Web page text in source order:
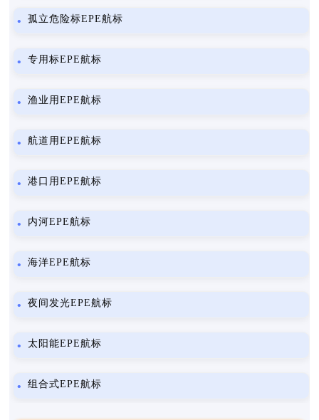
孤立危险标EPE航标
专用标EPE航标
渔业用EPE航标
航道用EPE航标
港口用EPE航标
内河EPE航标
海洋EPE航标
夜间发光EPE航标
太阳能EPE航标
组合式EPE航标